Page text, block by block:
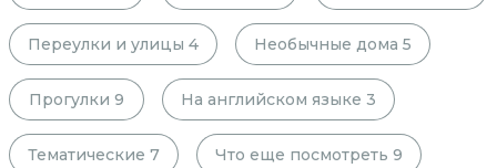
Переулки и улицы 4 Необычные дома 5
Прогулки 9 На английском языке 3
Тематические 7 Что еще посмотреть 9